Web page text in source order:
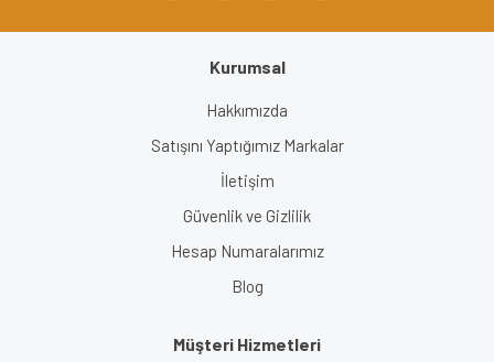
Gönder
Kurumsal
Hakkımızda
Satışını Yaptığımız Markalar
İletişim
Güvenlik ve Gizlilik
Hesap Numaralarımız
Blog
Müşteri Hizmetleri